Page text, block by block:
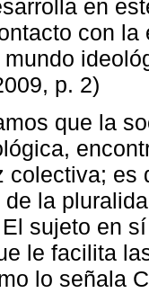
en
con
p. 2)
que la
colectiva; es
la
sujeto en
le facilita
lo señala